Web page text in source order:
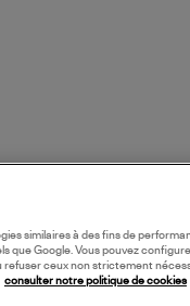
similaires à des fins de
que Google. Vous pouvez
refuser ceux non strictement
consulter notre politique de cookies